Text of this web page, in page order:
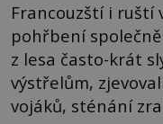
Francouzští i ruští
pohřbení
z lesa často-krát
výstřelům,
vojáků, sténání